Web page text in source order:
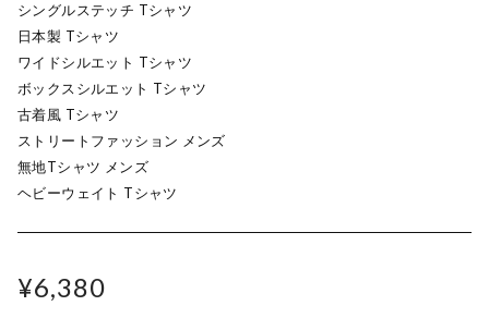
シングルステッチ Tシャツ
日本製 Tシャツ
ワイドシルエット Tシャツ
ボックスシルエット Tシャツ
古着風 Tシャツ
ストリートファッション メンズ
無地Tシャツ メンズ
ヘビーウェイト Tシャツ
¥6,380